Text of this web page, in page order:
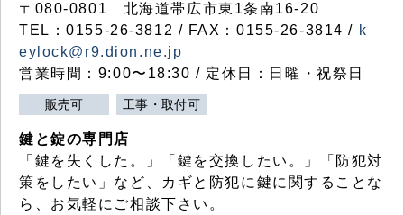
〒080-0801 北海道帯広市東1条南16-20
TEL：0155-26-3812 / FAX：0155-26-3814 / k
eylock@r9.dion.ne.jp
営業時間：9:00〜18:30 / 定休日：日曜・祝祭日
販売可 工事・取付可
鍵と錠の専門店
「鍵を失くした。」「鍵を交換したい。」「防犯対
策をしたい」など、カギと防犯に鍵に関することな
ら、お気軽にご相談下さい。